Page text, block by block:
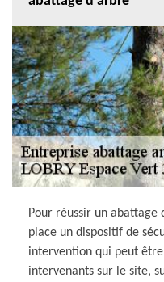
Pour réussir un
place un dispositif de
intervention qui peut
intervenants sur le site,